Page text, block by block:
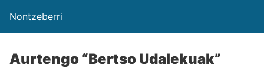
Nontzeberri
Aurtengo “Bertso Udalekuak”